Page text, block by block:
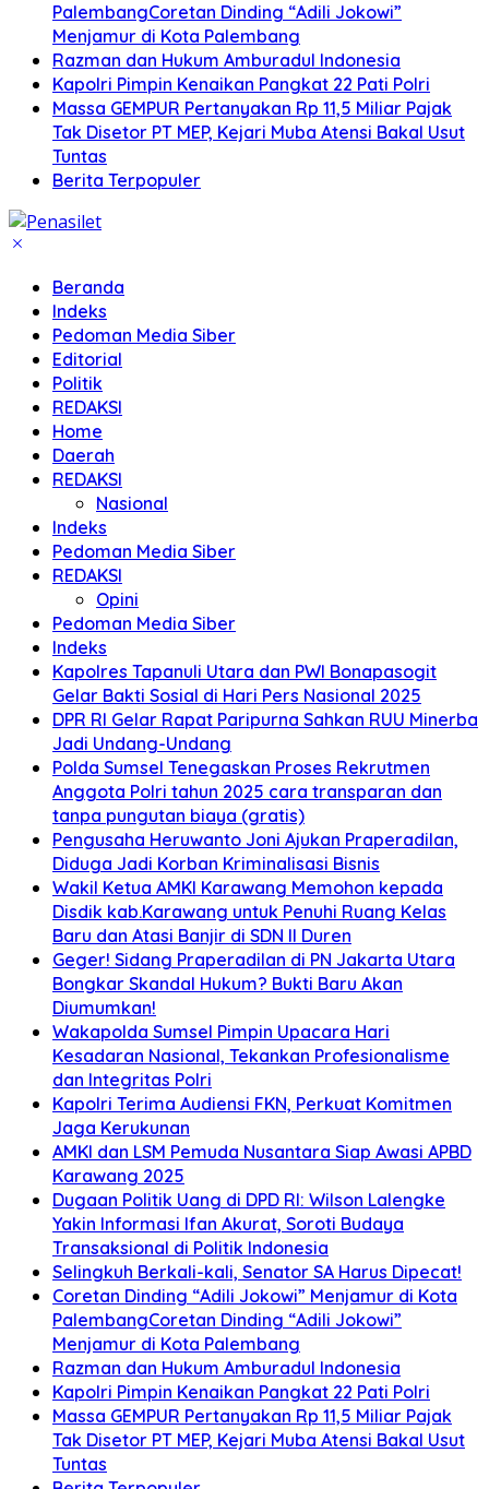
PalembangCoretan Dinding “Adili Jokowi”
Menjamur di Kota Palembang
Razman dan Hukum Amburadul Indonesia
Kapolri Pimpin Kenaikan Pangkat 22 Pati Polri
Massa GEMPUR Pertanyakan Rp 11,5 Miliar Pajak
Tak Disetor PT MEP, Kejari Muba Atensi Bakal Usut
Tuntas
Berita Terpopuler
Beranda
Indeks
Pedoman Media Siber
Editorial
Politik
REDAKSI
Home
Daerah
REDAKSI
Nasional
Indeks
Pedoman Media Siber
REDAKSI
Opini
Pedoman Media Siber
Indeks
Kapolres Tapanuli Utara dan PWI Bonapasogit
Gelar Bakti Sosial di Hari Pers Nasional 2025
DPR RI Gelar Rapat Paripurna Sahkan RUU Minerba
Jadi Undang-Undang
Polda Sumsel Tenegaskan Proses Rekrutmen
Anggota Polri tahun 2025 cara transparan dan
tanpa pungutan biaya (gratis)
Pengusaha Heruwanto Joni Ajukan Praperadilan,
Diduga Jadi Korban Kriminalisasi Bisnis
Wakil Ketua AMKI Karawang Memohon kepada
Disdik kab.Karawang untuk Penuhi Ruang Kelas
Baru dan Atasi Banjir di SDN II Duren
Geger! Sidang Praperadilan di PN Jakarta Utara
Bongkar Skandal Hukum? Bukti Baru Akan
Diumumkan!
Wakapolda Sumsel Pimpin Upacara Hari
Kesadaran Nasional, Tekankan Profesionalisme
dan Integritas Polri
Kapolri Terima Audiensi FKN, Perkuat Komitmen
Jaga Kerukunan
AMKI dan LSM Pemuda Nusantara Siap Awasi APBD
Karawang 2025
Dugaan Politik Uang di DPD RI: Wilson Lalengke
Yakin Informasi Ifan Akurat, Soroti Budaya
Transaksional di Politik Indonesia
Selingkuh Berkali-kali, Senator SA Harus Dipecat!
Coretan Dinding “Adili Jokowi” Menjamur di Kota
PalembangCoretan Dinding “Adili Jokowi”
Menjamur di Kota Palembang
Razman dan Hukum Amburadul Indonesia
Kapolri Pimpin Kenaikan Pangkat 22 Pati Polri
Massa GEMPUR Pertanyakan Rp 11,5 Miliar Pajak
Tak Disetor PT MEP, Kejari Muba Atensi Bakal Usut
Tuntas